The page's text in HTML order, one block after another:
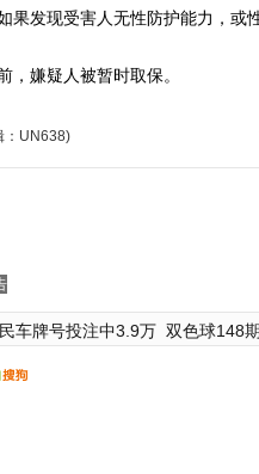
果发现受害人无性防护能力，或
嫌疑人被暂时取保。
：UN638)
车牌号投注中3.9万 双色球148